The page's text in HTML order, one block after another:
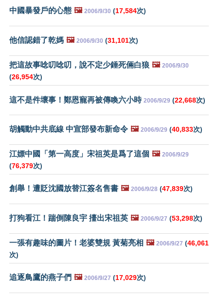
中國暴發戶的心態 🖼️ 2006/9/30 (17,584次)
他信認錯了乾媽 🖼️ 2006/9/30 (31,101次)
把這故事唸叨唸叨，說不定少錘死倆白狼 🖼️ 2006/9/30
(26,954次)
這不是件壞事！鄭恩寵再被傳喚六小時 2006/9/29 (22,668次)
胡觸動中共底線 中宣部發布新命令 🖼️ 2006/9/29 (40,833次)
江嫖中國「第一高度」宋祖英是爲了這個 🖼️ 2006/9/29
(76,379次)
創舉！遭貶沈國放替江簽名售書 🖼️ 2006/9/28 (47,839次)
打狗看江！踹倒陳良宇 擡出宋祖英 🖼️ 2006/9/27 (53,298次)
一張有趣味的圖片！老婆雙規 黃菊亮相 🖼️ 2006/9/27 (46,061
次)
追逐鳥鷹的燕子們 🖼️ 2006/9/27 (17,029次)